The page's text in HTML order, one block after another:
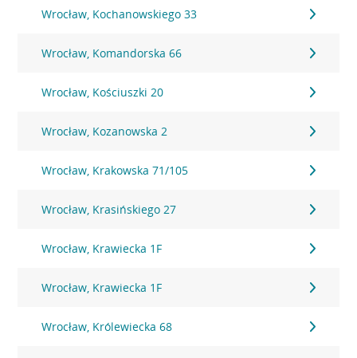
Wrocław, Kochanowskiego 33
Wrocław, Komandorska 66
Wrocław, Kościuszki 20
Wrocław, Kozanowska 2
Wrocław, Krakowska 71/105
Wrocław, Krasińskiego 27
Wrocław, Krawiecka 1F
Wrocław, Krawiecka 1F
Wrocław, Królewiecka 68